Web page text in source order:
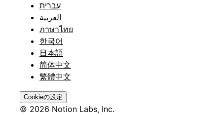
עברית
العربية
ภาษาไทย
한국어
日本語
简体中文
繁體中文
Cookieの設定
© 2026 Notion Labs, Inc.